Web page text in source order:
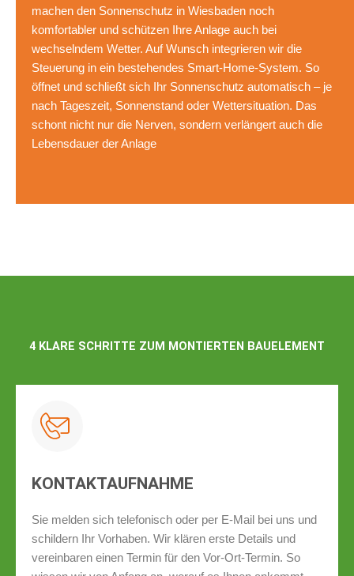
machen den Sonnenschutz in Wiesbaden noch
komfortabler und schützen Ihre Anlage auch bei
wechselndem Wetter. Auf Wunsch integrieren wir die
Steuerung in ein bestehendes Smart-Home-System. So
öffnet und schließt sich Ihr Sonnenschutz automatisch – je
nach Tageszeit, Sonnenstand oder Wettersituation. Das
schont nicht nur die Nerven, sondern verlängert auch die
Lebensdauer der Anlage
4 KLARE SCHRITTE ZUM MONTIERTEN BAUELEMENT
KONTAKTAUFNAHME
Sie melden sich telefonisch oder per E‑Mail bei uns und
schildern Ihr Vorhaben. Wir klären erste Details und
vereinbaren einen Termin für den Vor-Ort-Termin. So